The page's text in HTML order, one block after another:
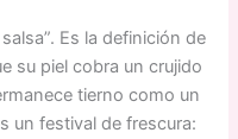
Es la definición de
su piel cobra un crujido
tierno como un
un festival de frescura: